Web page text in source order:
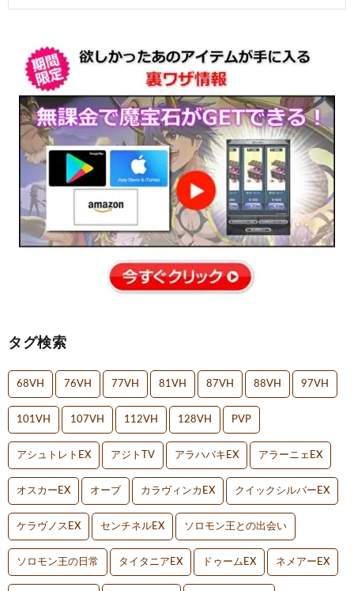
タグ検索
68VH 76VH 77VH 81VH 87VH 88VH 97VH
101VH 107VH 112VH 128VH PVP
アシュトレトEX アジトTV アラハバキEX アラーニェEX
オスカーEX オーブ カラヴィンカEX クイックシルバーEX
ケラヴノスEX センチネルEX ソロモン王との出会い
ソロモン王の日常 タイタニアEX ドゥームEX ネメアーEX